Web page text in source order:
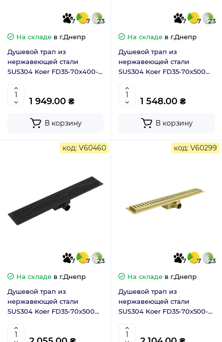
7 7
23
На складе в г.Днепр
Душевой трап из
нержавеющей стали
SUS304 Koer FD35-70x400-
1 949.00 ₴
В корзину
7 7
23
На складе в г.Днепр
Душевой трап из
нержавеющей стали
SUS304 Koer FD35-70x500
1 548.00 ₴
В корзину
код: V60460
7 7
23
На складе в г.Днепр
Душевой трап из
нержавеющей стали
SUS304 Koer FD35-70x500
код: V60299
7 7
23
На складе в г.Днепр
Душевой трап из
нержавеющей стали
SUS304 Koer FD35-70x500-